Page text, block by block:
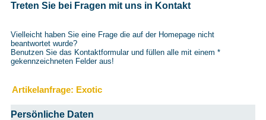
Treten Sie bei Fragen mit uns in Kontakt
Vielleicht haben Sie eine Frage die auf der Homepage nicht
beantwortet wurde?
Benutzen Sie das Kontaktformular und füllen alle mit einem *
gekennzeichneten Felder aus!
Artikelanfrage: Exotic
Persönliche Daten